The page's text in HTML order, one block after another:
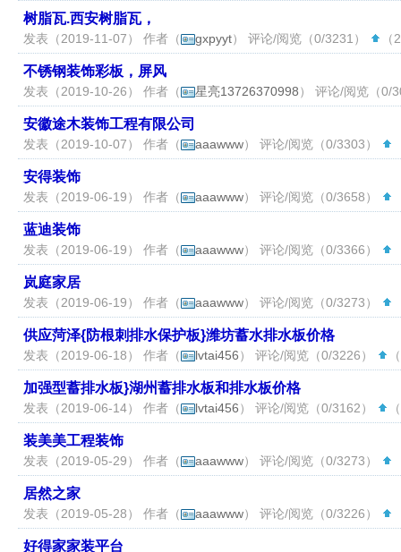
树脂瓦.西安树脂瓦，
发表（2019-11-07） 作者（ gxpyyt） 评论/阅览（0/3231）
不锈钢装饰彩板，屏风
发表（2019-10-26） 作者（ 星亮13726370998） 评论/阅览（0/
安徽途木装饰工程有限公司
发表（2019-10-07） 作者（ aaawww） 评论/阅览（0/3303）
安得装饰
发表（2019-06-19） 作者（ aaawww） 评论/阅览（0/3658）
蓝迪装饰
发表（2019-06-19） 作者（ aaawww） 评论/阅览（0/3366）
岚庭家居
发表（2019-06-19） 作者（ aaawww） 评论/阅览（0/3273）
供应菏泽{防根刺排水保护板}潍坊蓄水排水板价格
发表（2019-06-18） 作者（ lvtai456） 评论/阅览（0/3226）
加强型蓄排水板}湖州蓄排水板和排水板价格
发表（2019-06-14） 作者（ lvtai456） 评论/阅览（0/3162）
装美美工程装饰
发表（2019-05-29） 作者（ aaawww） 评论/阅览（0/3273）
居然之家
发表（2019-05-28） 作者（ aaawww） 评论/阅览（0/3226）
好得家家装平台